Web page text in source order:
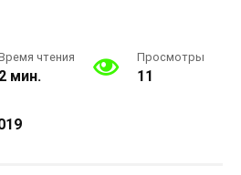
чтения
2 мин.
Просмотры
11